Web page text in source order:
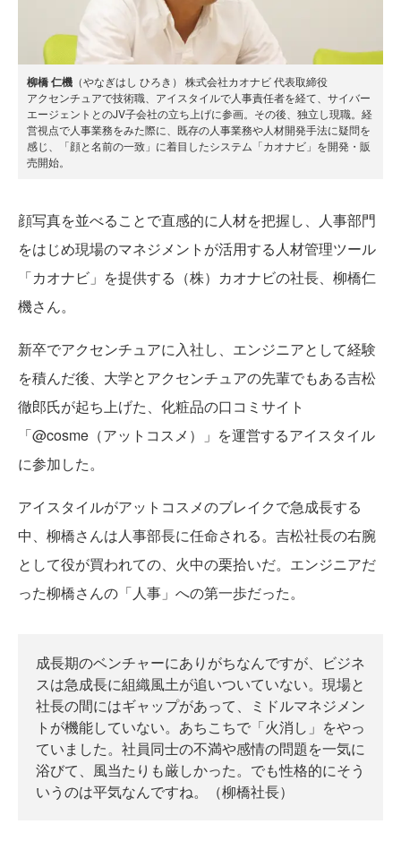
柳橋 仁機 （やなぎはし ひろき） 株式会社カオナビ 代表取締役
アクセンチュアで技術職、アイスタイルで人事責任者を経て、サイバー
エージェントとのJV子会社の立ち上げに参画。その後、独立し現職。経
営視点で人事業務をみた際に、既存の人事業務や人材開発手法に疑問を
感じ、「顔と名前の一致」に着目したシステム「カオナビ」を開発・販
売開始。
顔写真を並べることで直感的に人材を把握し、人事部門
をはじめ現場のマネジメントが活用する人材管理ツール
「カオナビ」を提供する（株）カオナビの社長、柳橋仁
機さん。
新卒でアクセンチュアに入社し、エンジニアとして経験
を積んだ後、大学とアクセンチュアの先輩でもある吉松
徹郎氏が起ち上げた、化粧品の口コミサイト
「@cosme（アットコスメ）」を運営するアイスタイル
に参加した。
アイスタイルがアットコスメのブレイクで急成長する
中、柳橋さんは人事部長に任命される。吉松社長の右腕
として役が買われての、火中の栗拾いだ。エンジニアだ
った柳橋さんの「人事」への第一歩だった。
成長期のベンチャーにありがちなんですが、ビジネ
スは急成長に組織風土が追いついていない。現場と
社長の間にはギャップがあって、ミドルマネジメン
トが機能していない。あちこちで「火消し」をやっ
ていました。社員同士の不満や感情の問題を一気に
浴びて、風当たりも厳しかった。でも性格的にそう
いうのは平気なんですね。（柳橋社長）